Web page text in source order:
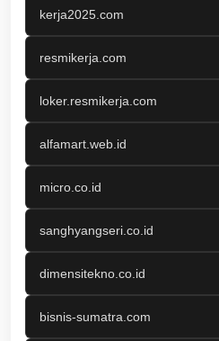
kerja2025.com
resmikerja.com
loker.resmikerja.com
alfamart.web.id
micro.co.id
sanghyangseri.co.id
dimensitekno.co.id
bisnis-sumatra.com